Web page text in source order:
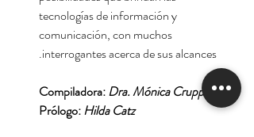
tecnologías de información y
comunicación, con muchos
interrogantes acerca de sus alcances.
Compiladora:Dra. Mónica Cruppi
Prólogo:Hilda Catz